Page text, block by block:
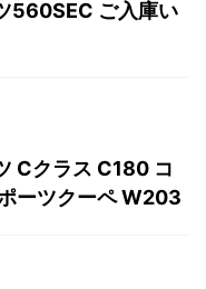
560SEC ご入庫い
Cクラス C180 コ
ーツクーペ W203